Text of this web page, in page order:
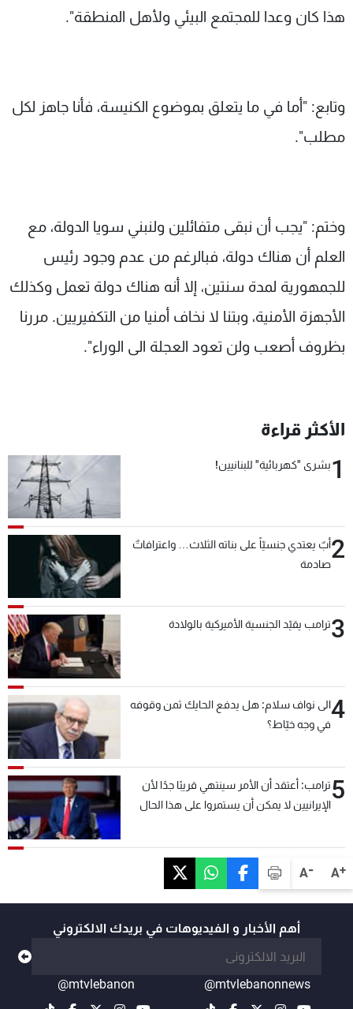
A+
A-
هذا كان وعدا للمجتمع البيئي ولأهل المنطقة".
وتابع: "أما في ما يتعلق بموضوع الكنيسة، فأنا جاهز لكل
مطلب".
وختم: "يجب أن نبقى متفائلين ولنبني سويا الدولة، مع
العلم أن هناك دولة، فبالرغم من عدم وجود رئيس
للجمهورية لمدة سنتين، إلا أنه هناك دولة تعمل وكذلك
الأجهزة الأمنية، وبتنا لا نخاف أمنيا من التكفيريين. مررنا
بظروف أصعب ولن تعود العجلة الى الوراء".
الأكثر قراءة
1بشرى "كهربائية" للبنانيين!
2أبٌ يعتدي جنسيّاً على بناته الثلاث… واعترافاتٌ
صادمة
3ترامب يقيّد الجنسية الأميركية بالولادة
4الى نواف سلام: هل يدفع الحايك ثمن وقوفه
في وجه خيّاط؟
5ترامب: أعتقد أن الأمر سينتهي قريبًا جدًا لأن
الإيرانيين لا يمكن أن يستمروا على هذا الحال
أهم الأخبار و الفيديوهات في بريدك الالكتروني
@mtvlebanonnews
@mtvlebanon